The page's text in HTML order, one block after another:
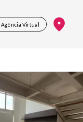
Agência Virtual